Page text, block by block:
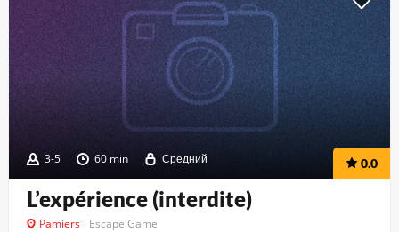
3-5 60 min Средний 0.0
L’expérience (interdite)
Pamiers Escape Game